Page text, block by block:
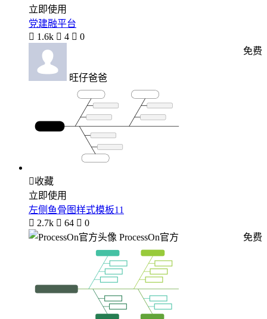
立即使用
党建融平台
 1.6k  4  0
旺仔爸爸
免费
收藏
立即使用
左侧鱼骨图样式模板11
 2.7k  64  0
ProcessOn官方
免费